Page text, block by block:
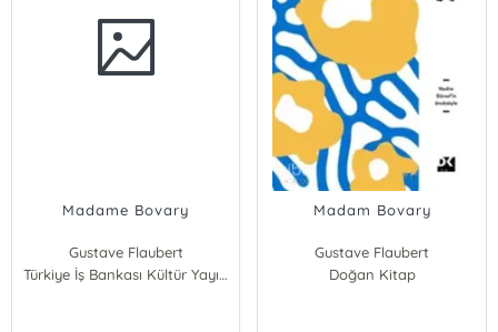
Madame Bovary
Gustave Flaubert
Türkiye İş Bankası Kültür Yayınları
Madam Bovary
Gustave Flaubert
Doğan Kitap